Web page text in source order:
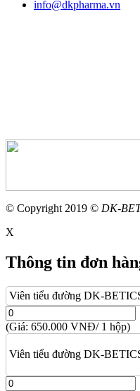
info@dkpharma.vn
© Copyright 2019 © DK-
X
Thông tin đơn
Viên tiểu đường DK-
(Giá: 650.000 VNĐ/ 1 hộp)
Viên tiểu đường DK-